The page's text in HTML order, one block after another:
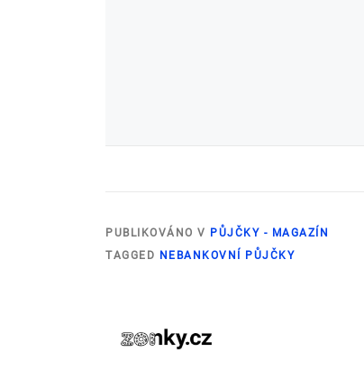
PUBLIKOVÁNO V PŮJČKY - MAGAZÍN
TAGGED NEBANKOVNÍ PŮJČKY